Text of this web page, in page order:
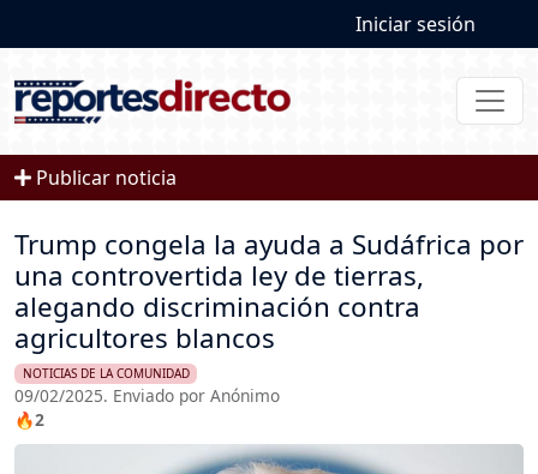
User
Iniciar sesión
Publicar noticia
Trump congela la ayuda a Sudáfrica por
una controvertida ley de tierras,
alegando discriminación contra
agricultores blancos
NOTICIAS DE LA COMUNIDAD
09/02/2025. Enviado por Anónimo
🔥2